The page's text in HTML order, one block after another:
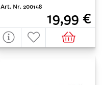
Art. Nr. 200148
19,99 €